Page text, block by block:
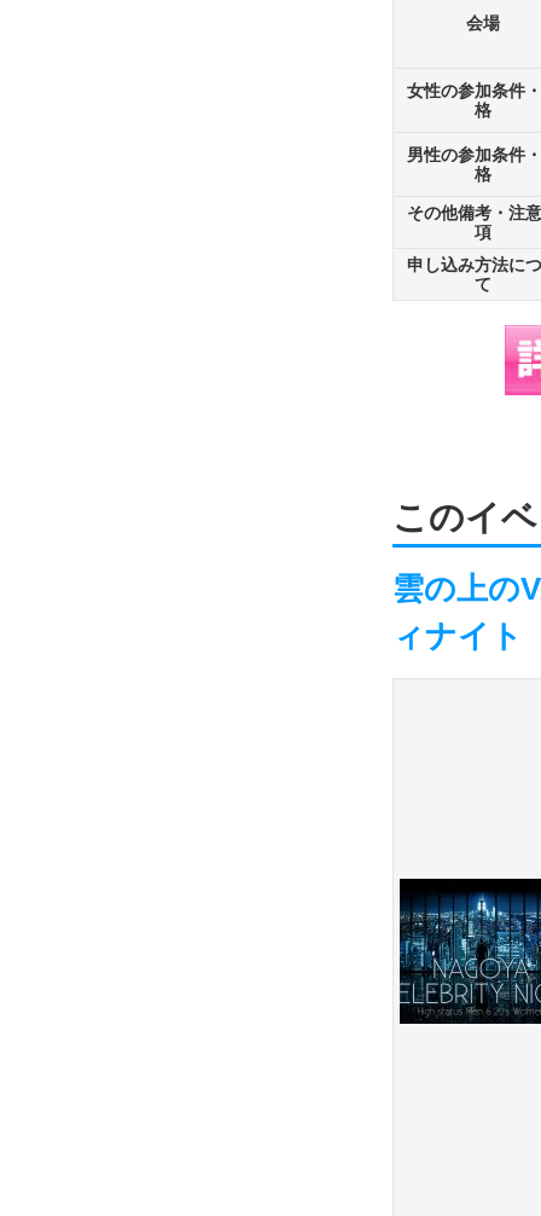
会場
女性の参加条件
格
男性の参加条件
格
その他備考・注
項
申し込み方法に
て
このイ
雲の上の
ィナイト